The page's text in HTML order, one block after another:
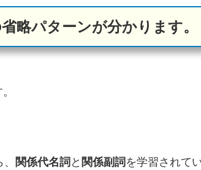
略パターンが分かります。
関係代名詞 と 関係副詞 を学習されて